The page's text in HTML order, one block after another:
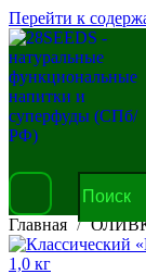
Перейти к
Главная